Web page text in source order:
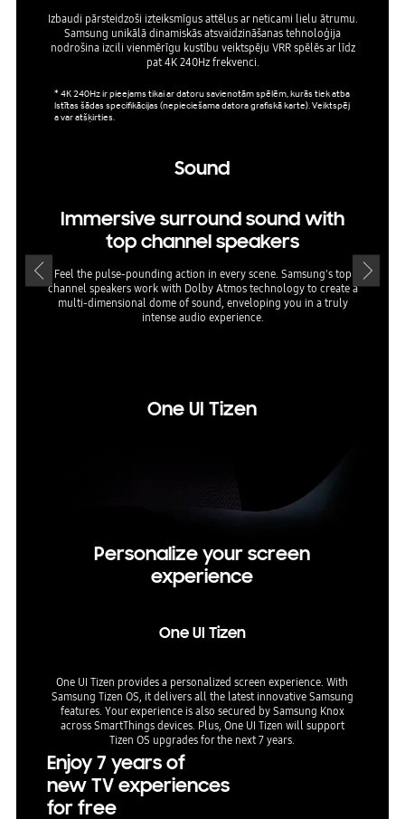
Izbaudi pārsteidzoši izteiksmīgus attēlus ar neticami lielu ātrumu.
Samsung unikālā dinamiskās atsvaidzināšanas tehnoloģija
nodrošina izcili vienmērīgu kustību veiktspēju VRR spēlēs ar līdz
pat 4K 240Hz frekvenci.
* 4K 240Hz ir pieejams tikai ar datoru savienotām spēlēm, kurās tiek atba
lstītas šādas specifikācijas (nepieciešama datora grafiskā karte). Veiktspēj
a var atšķirties.
Sound
Immersive surround sound with
top channel speakers
Feel the pulse-pounding action in every scene. Samsung's top
channel speakers work with Dolby Atmos technology to create a
multi-dimensional dome of sound, enveloping you in a truly
intense audio experience.
One UI Tizen
Personalize your screen
experience
One UI Tizen
One UI Tizen provides a personalized screen experience. With
Samsung Tizen OS, it delivers all the latest innovative Samsung
features. Your experience is also secured by Samsung Knox
across SmartThings devices. Plus, One UI Tizen will support
Tizen OS upgrades for the next 7 years.
Enjoy 7 years of
new TV experiences
for free